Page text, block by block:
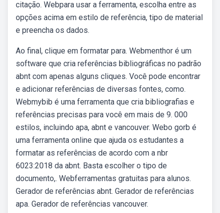
citação. Webpara usar a ferramenta, escolha entre as
opções acima em estilo de referência, tipo de material
e preencha os dados.
Ao final, clique em formatar para. Webmenthor é um
software que cria referências bibliográficas no padrão
abnt com apenas alguns cliques. Você pode encontrar
e adicionar referências de diversas fontes, como.
Webmybib é uma ferramenta que cria bibliografias e
referências precisas para você em mais de 9. 000
estilos, incluindo apa, abnt e vancouver. Webo gorb é
uma ferramenta online que ajuda os estudantes a
formatar as referências de acordo com a nbr
6023:2018 da abnt. Basta escolher o tipo de
documento,. Webferramentas gratuitas para alunos.
Gerador de referências abnt. Gerador de referências
apa. Gerador de referências vancouver.